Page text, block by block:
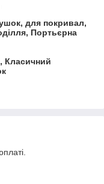
для покривал,
Портьєрна
Класичний